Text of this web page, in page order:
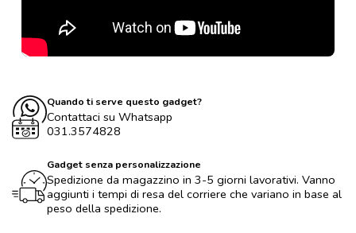
Quando ti serve questo gadget?
Contattaci su Whatsapp
031.3574828
Gadget senza personalizzazione
Spedizione da magazzino in 3-5 giorni lavorativi. Vanno
aggiunti i tempi di resa del corriere che variano in base al
peso della spedizione.